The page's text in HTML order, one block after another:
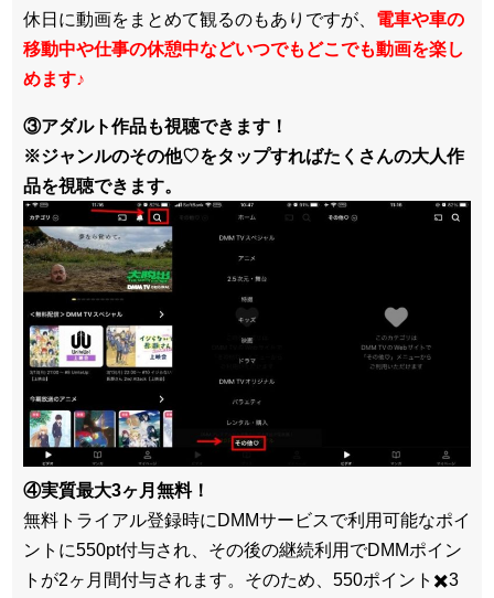
休日に動画をまとめて観るのもありですが、 電車や車の
移動中や仕事の休憩中などいつでもどこでも動画を楽し
めます♪
③アダルト作品も視聴できます！
※ジャンルのその他♡をタップすればたくさんの大人作
品を視聴できます。
④実質最大3ヶ月無料！
無料トライアル登録時にDMMサービスで利用可能なポイ
ントに550pt付与され、その後の継続利用でDMMポイン
トが2ヶ月間付与されます。そのため、550ポイント✖️3